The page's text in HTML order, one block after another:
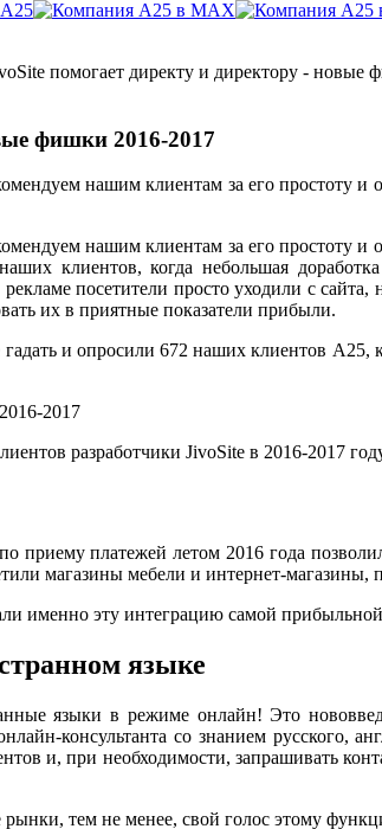
помогает директу и директору - новые
фишки 2016-2017
нашим клиентам за его простоту
нашим клиентам за его простоту
клиентов, когда небольшая
посетители просто уходили с
их в приятные показатели прибыли.
и опросили 672 наших клиентов А25,
разработчики JivoSite в 2016-2017
приему платежей летом 2016 года
магазины мебели и интернет-магазины,
именно эту интеграцию самой
языке
языки в режиме онлайн! Это
консультанта со знанием русского,
и, при необходимости, запрашивать
тем не менее, свой голос этому